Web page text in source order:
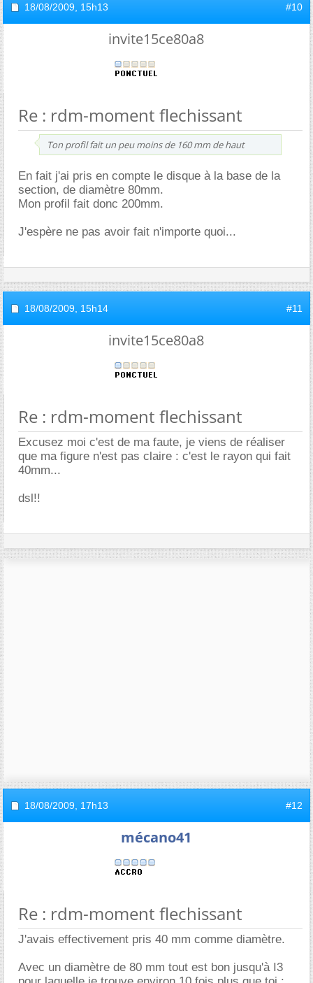
18/08/2009, 15h13 #10
invite15ce80a8
Re : rdm-moment flechissant
Ton profil fait un peu moins de 160 mm de haut
En fait j'ai pris en compte le disque à la base de la
section, de diamètre 80mm.
Mon profil fait donc 200mm.
J'espère ne pas avoir fait n'importe quoi...
18/08/2009, 15h14 #11
invite15ce80a8
Re : rdm-moment flechissant
Excusez moi c'est de ma faute, je viens de réaliser
que ma figure n'est pas claire : c'est le rayon qui fait
40mm...
dsl!!
18/08/2009, 17h13 #12
mécano41
Re : rdm-moment flechissant
J'avais effectivement pris 40 mm comme diamètre.
Avec un diamètre de 80 mm tout est bon jusqu'à I3